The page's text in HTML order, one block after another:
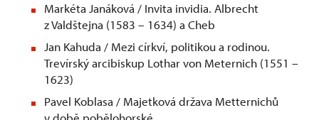
Markéta Janáková / Invita invidia. Albrecht
z Valdštejna (1583 – 1634) a Cheb
Jan Kahuda / Mezi církví, politikou a rodinou.
Trevírský arcibiskup Lothar von Meternich (1551 –
1623)
Pavel Koblasa / Majetková država Metternichů